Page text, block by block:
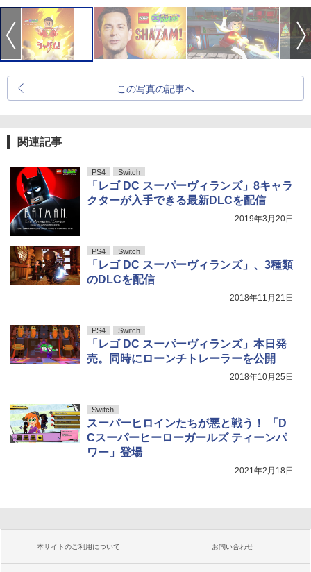
この写真の記事へ
関連記事
PS4 Switch
「レゴ DC スーパーヴィランズ」8キャラ
クターが入手できる最新DLCを配信
2019年3月20日
PS4 Switch
「レゴ DC スーパーヴィランズ」、3種類
のDLCを配信
2018年11月21日
PS4 Switch
「レゴ DC スーパーヴィランズ」本日発
売。同時にローンチトレーラーを公開
2018年10月25日
Switch
スーパーヒロインたちが悪と戦う！ 「D
Cスーパーヒーローガールズ ティーンパ
ワー」登場
2021年2月18日
本サイトのご利用について お問い合わせ